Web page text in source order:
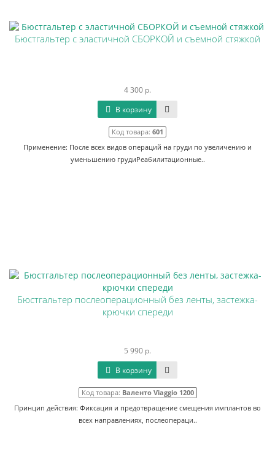
Бюстгальтер с эластичной СБОРКОЙ и съемной стяжкой
4 300 р.
В корзину
Код товара: 601
Применение: После всех видов операций на груди по увеличению и
уменьшению грудиРеабилитационные..
Бюстгальтер послеоперационный без ленты, застежка-
крючки спереди
5 990 р.
В корзину
Код товара: Валенто Viaggio 1200
Принцип действия: Фиксация и предотвращение смещения имплантов во
всех направлениях, послеопераци..